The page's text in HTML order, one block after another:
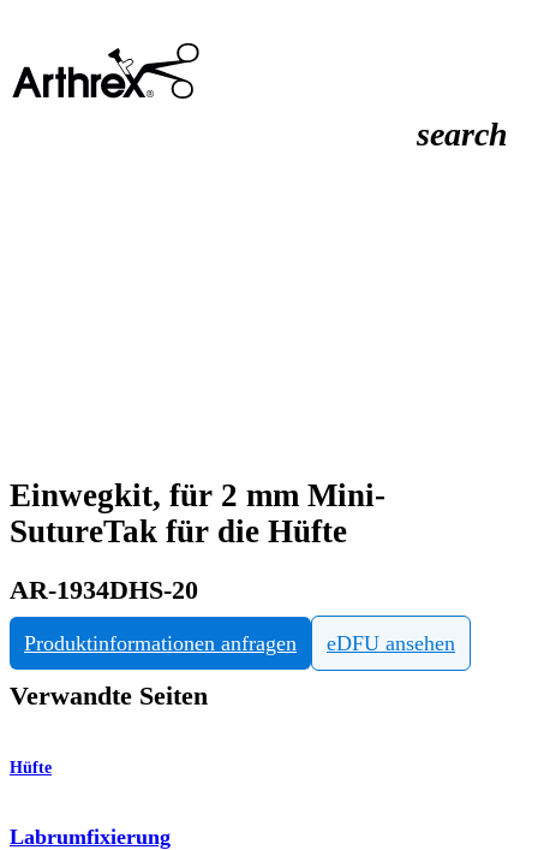
search
Einwegkit, für 2 mm Mini-
SutureTak für die Hüfte
AR-1934DHS-20
Produktinformationen anfragen eDFU ansehen
Verwandte Seiten
Hüfte
Labrumfixierung